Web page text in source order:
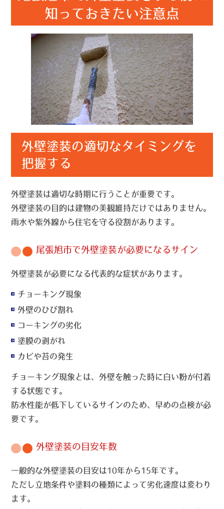
知っておきたい注意点
外壁塗装の適切なタイミングを
把握する
外壁塗装は適切な時期に行うことが重要です。
外壁塗装の目的は建物の美観維持だけではありません。
雨水や紫外線から住宅を守る役割があります。
尾張旭市で外壁塗装が必要になるサイン
外壁塗装が必要になる代表的な症状があります。
チョーキング現象
外壁のひび割れ
コーキングの劣化
塗膜の剥がれ
カビや苔の発生
チョーキング現象とは、外壁を触った時に白い粉が付着
する状態です。
防水性能が低下しているサインのため、早めの点検が必
要です。
外壁塗装の目安年数
一般的な外壁塗装の目安は10年から15年です。
ただし立地条件や塗料の種類によって劣化速度は変わり
ます。